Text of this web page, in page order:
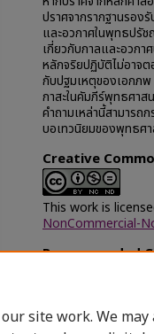
ปราศจากรากฐานรอง
และอวกาศในพุทธปรั
เกี่ยวกับกาลและอวกา
หลักจริยปฏิบัติไม่อาจ
กับปฐมเหตุของเอกภ
กาสะในคัมภีร์พุทธศาส
คำถามเหล่านี้สามารถ
บอเทวนิยมของพุทธศ
Creative
This work is
NonCommercial-
Recommended
site work. We